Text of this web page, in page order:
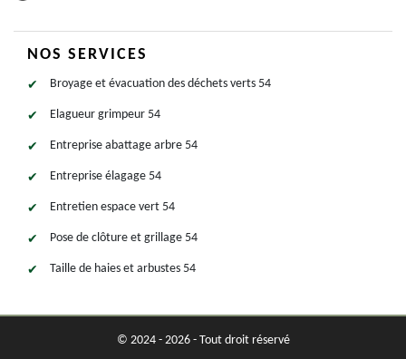
NOS SERVICES
Broyage et évacuation des déchets verts 54
Elagueur grimpeur 54
Entreprise abattage arbre 54
Entreprise élagage 54
Entretien espace vert 54
Pose de clôture et grillage 54
Taille de haies et arbustes 54
© 2024 - 2026 - Tout droit réservé